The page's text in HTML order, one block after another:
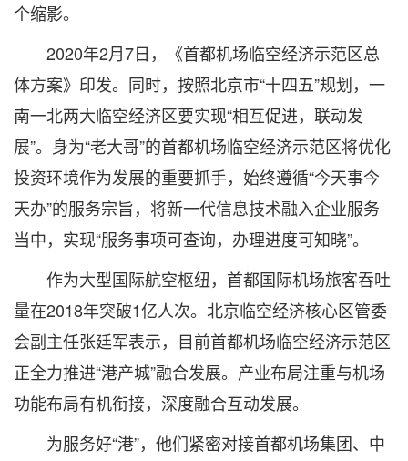
个缩影。
2020年2月7日，《首都机场临空经济示范区总
体方案》印发。同时，按照北京市“十四五”规划，一
南一北两大临空经济区要实现“相互促进，联动发
展”。身为“老大哥”的首都机场临空经济示范区将优化
投资环境作为发展的重要抓手，始终遵循“今天事今
天办”的服务宗旨，将新一代信息技术融入企业服务
当中，实现“服务事项可查询，办理进度可知晓”。
作为大型国际航空枢纽，首都国际机场旅客吞吐
量在2018年突破1亿人次。北京临空经济核心区管委
会副主任张廷军表示，目前首都机场临空经济示范区
正全力推进“港产城”融合发展。产业布局注重与机场
功能布局有机衔接，深度融合互动发展。
为服务好“港”，他们紧密对接首都机场集团、中